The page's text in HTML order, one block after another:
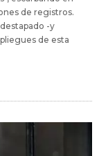
de registros.
-y
de esta